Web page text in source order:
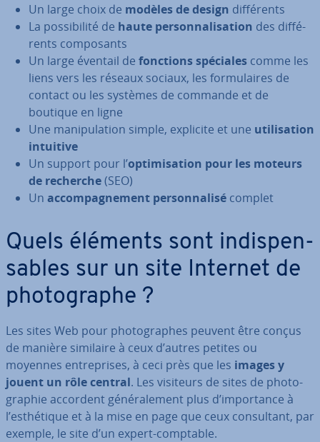
Un large choix de modèles de design dif­fé­rents
La pos­si­bi­lité de haute per­son­na­li­sa­tion des dif­fé­
rents com­po­sants
Un large éventail de fonctions spéciales comme les
liens vers les réseaux sociaux, les for­mu­laires de
contact ou les systèmes de commande et de
boutique en ligne
Une ma­ni­pu­la­tion simple, explicite et une uti­li­sa­tion
intuitive
Un support pour l’op­ti­mi­sa­tion pour les moteurs
de recherche(SEO)
Un ac­com­pag­ne­ment per­son­na­lisé complet
Quels éléments sont in­dis­pen­
sables sur un site Internet de
pho­to­graphe ?
Les sites Web pour pho­to­graphes peuvent être conçus
de manière similaire à ceux d’autres petites ou
moyennes en­tre­prises, à ceci près que les images y
jouent un rôle central. Les visiteurs de sites de pho­to­
gra­phie accordent gé­né­ra­le­ment plus d’im­por­tance à
l’es­thé­tique et à la mise en page que ceux con­sul­tant, par
exemple, le site d’un expert-comptable.